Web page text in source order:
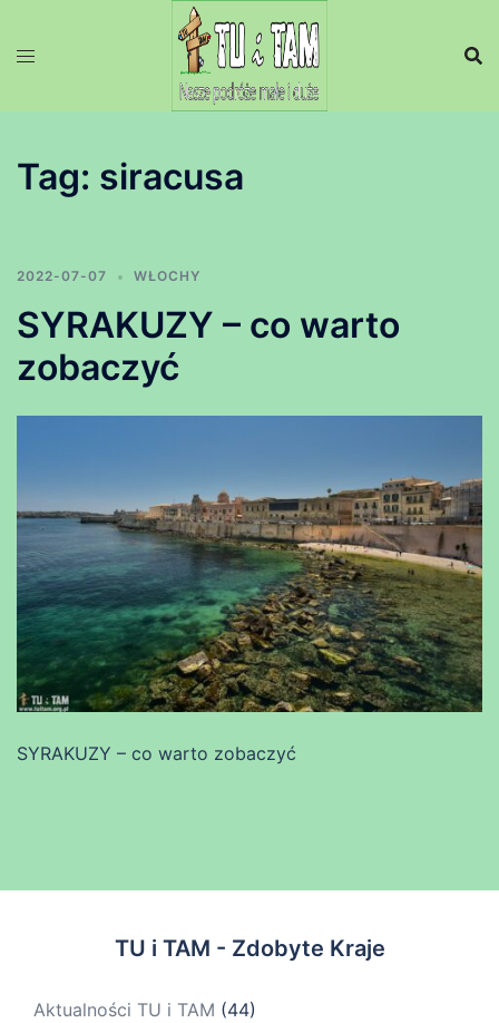
Tag: siracusa
2022-07-07 WŁOCHY
SYRAKUZY – co warto
zobaczyć
SYRAKUZY – co warto zobaczyć
TU i TAM - Zdobyte Kraje
Aktualności TU i TAM (44)